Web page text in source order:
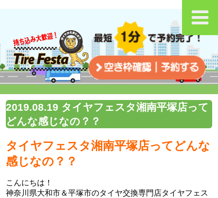
2019.08.19 タイヤフェスタ湘南平塚店って
どんな感じなの？？
タイヤフェスタ湘南平塚店ってどんな
感じなの？？
こんにちは！
神奈川県大和市＆平塚市のタイヤ交換専門店タイヤフェス